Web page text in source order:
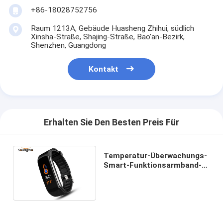
+86-18028752756
Raum 1213A, Gebäude Huasheng Zhihui, südlich
Xinsha-Straße, Shajing-Straße, Bao'an-Bezirk,
Shenzhen, Guangdong
Kontakt
Erhalten Sie Den Besten Preis Für
Temperatur-Überwachungs-
Smart-Funktionsarmband-